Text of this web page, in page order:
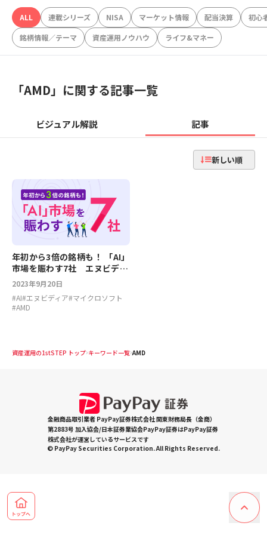
ALL 連載シリーズ NISA マーケット情報 配当決算
初心
銘柄情報／テーマ
資産運用ノウハウ ライフ&マネー
「AMD」に関する記事一覧
ビジュアル解説 記事
新しい順
年初から3倍の銘柄も！ 「AI」
市場を賑わす7社 エヌビディ
ア、アドバンスト・マイク
ロ・デバイセズ、マイクロソ
フトなど
2023年9月20日
#AI#エヌビディア#マイクロソフト
#AMD
資産運用の1stSTEP トップ キーワード一覧 AMD
金融商品取引業者 PayPay証券株式会社 関東財務局長（金商）
第2883号 加入協会/日本証券業協会PayPay証券はPayPay証券
株式会社が運営しているサービスです
© PayPay Securities Corporation. All Rights Reserved.